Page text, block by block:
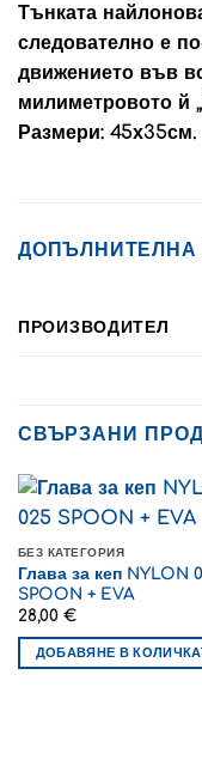
Тънката
следователно е
движението във
милиметровото й
Размери: 45х35см.
ПРОИЗВОДИТЕЛ
СВЪРЗАНИ
БЕЗ КАТЕГОРИЯ
Глава за кеп NYLON
SPOON + EVA
28,00 €
ДОБАВЯНЕ В